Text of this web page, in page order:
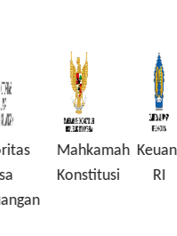
Mahkamah
Konstitusi
Keuangan
RI